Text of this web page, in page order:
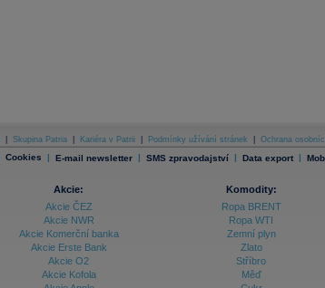
Skupina Patria Kariéra v Patrii Podmínky užívání stránek Ochrana
Cookies | E-mail newsletter | SMS zpravodajství | Data export |
Akcie:
Akcie ČEZ
Akcie NWR
Akcie Komerční banka
Akcie Erste Bank
Akcie O2
Akcie Kofola
Komodity:
Ropa BRENT
Ropa WTI
Zemní plyn
Zlato
Stříbro
Měď